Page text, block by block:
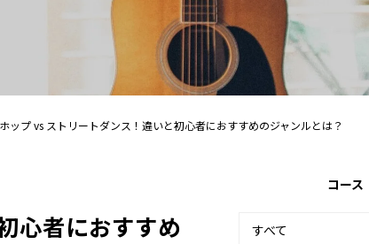
ップ vs ストリートダンス！違いと初心者におすすめのジャンルとは？
心者におすすめ
コース
すべて